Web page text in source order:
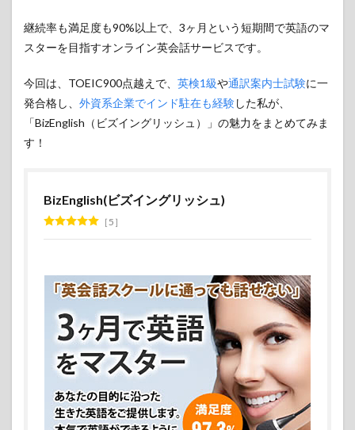
継続率も満足度も90%以上で、3ヶ月という短期間で英語のマ
スターを目指すオンライン英会話サービスです。
今回は、TOEIC900点越えで、 英検1級や通訳案内士試験に一
発合格し、 外資系企業でインド駐在も経験した私が、
「BizEnglish（ビズイングリッシュ）」の魅力をまとめてみま
す！
BizEnglish(ビズイングリッシュ)
5